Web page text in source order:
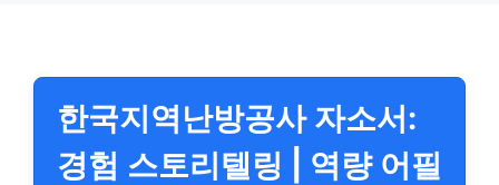
한국지역난방공사 자소서:
경험 스토리텔링 | 역량 어필